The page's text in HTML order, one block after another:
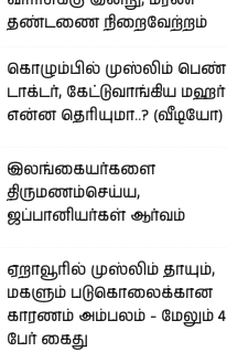
தண்டணை நிறைவேற்றம்
கொழும்பில் முஸ்லிம் பெண்
டாக்டர், கேட்டுவாங்கிய மஹர்
என்ன தெரியுமா..? (வீடியோ)
இலங்கையர்களை
திருமணம்செய்ய,
ஜப்பானியர்கள் ஆர்வம்
ஏறாவூரில் முஸ்லிம் தாயும்,
மகளும் படுகொலைக்கான
காரணம் அம்பலம் - மேலும் 4
பேர் கைது